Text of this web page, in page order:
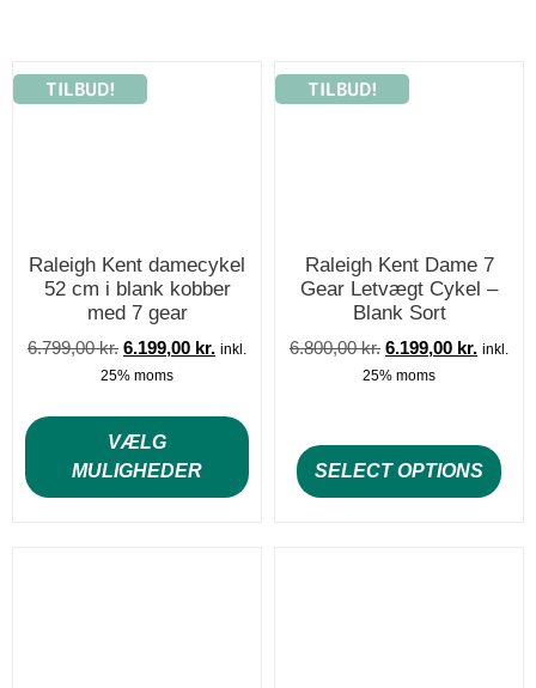
TILBUD!
Raleigh Kent damecykel
52 cm i blank kobber
med 7 gear
6.799,00kr. 6.199,00 kr. inkl.
25% moms
VÆLG
MULIGHEDER
TILBUD!
Raleigh Kent Dame 7
Gear Letvægt Cykel –
Blank Sort
6.800,00kr. 6.199,00 kr. inkl.
25% moms
SELECT OPTIONS